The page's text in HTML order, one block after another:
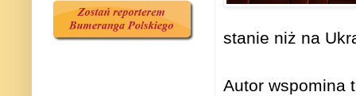
stanie niż na
Autor wspomina